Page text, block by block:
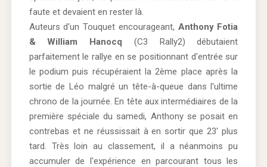
faute et devaient en rester là.
Auteurs d'un Touquet encourageant, Anthony Fotia
& William Hanocq (C3 Rally2) débutaient
parfaitement le rallye en se positionnant d'entrée sur
le podium puis récupéraient la 2ème place après la
sortie de Léo malgré un tête-à-queue dans l'ultime
chrono de la journée. En tête aux intermédiaires de la
première spéciale du samedi, Anthony se posait en
contrebas et ne réussissait à en sortir que 23' plus
tard. Très loin au classement, il a néanmoins pu
accumuler de l'expérience en parcourant tous les